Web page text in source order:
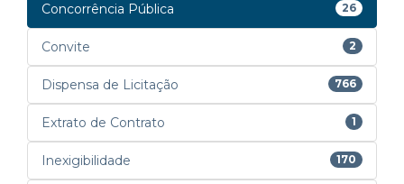
Concorrência Pública 26
Convite 2
Dispensa de Licitação 766
Extrato de Contrato 1
Inexigibilidade 170